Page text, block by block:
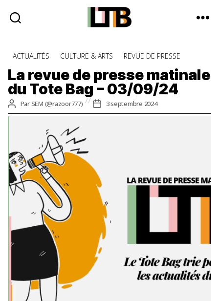
Bag
-
Média
d'information
quotidienne
Catégories
ACTUALITÉS CULTURE & ARTS REVUE DE PRESSE
La revue de presse matinale
du Tote Bag – 03/09/24
Auteur
de
ParSEM (@razoor777)
Date
de
3 septembre 2024